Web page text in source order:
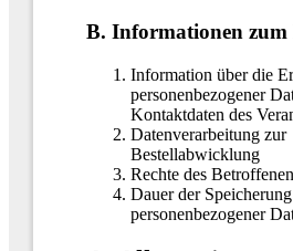
B. Informationen zum
Information über die
personenbezogener
Kontaktdaten des
Datenverarbeitung zur
Bestellabwicklung
Rechte des Betroffenen
Dauer der Speicherung
personenbezogener